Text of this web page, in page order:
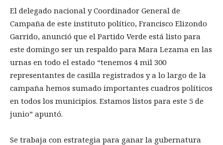
El delegado nacional y Coordinador General de
Campaña de este instituto político, Francisco Elizondo
Garrido, anunció que el Partido Verde está listo para
este domingo ser un respaldo para Mara Lezama en las
urnas en todo el estado “tenemos 4 mil 300
representantes de casilla registrados y a lo largo de la
campaña hemos sumado importantes cuadros políticos
en todos los municipios. Estamos listos para este 5 de
junio” apuntó.
Se trabaja con estrategia para ganar la gubernatura